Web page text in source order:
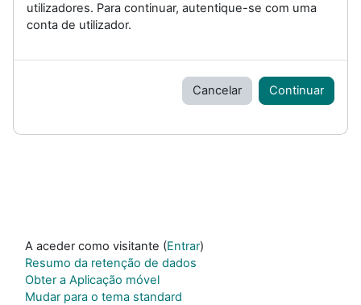
utilizadores. Para continuar, autentique-se com uma
conta de utilizador.
Cancelar Continuar
A aceder como visitante (Entrar)
Resumo da retenção de dados
Obter a Aplicação móvel
Mudar para o tema standard